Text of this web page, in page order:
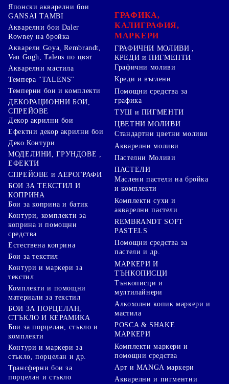
Японски акварелни бои
GANSAI TAMBI
Акварелни бои Daler
Rowney на бройка
Акварели Goya, Rembrandt,
Van Gogh, Talens по цвят
Акварелни мастила
Темпера "TALENS"
Темперни бои и комплекти
ДЕКОРАЦИОННИ БОИ,
СПРЕЙОВЕ
Декор акрилни бои
Ефектни декор акрилни бои
Деко Контури
МОДЕЛИНИ, ГРУНДОВЕ ,
ЕФЕКТИ
СПРЕЙОВЕ и АЕРОГРАФИ
БОИ ЗА ТЕКСТИЛ И
КОПРИНА
Бои за коприна и батик
Контури, комплекти за
коприна и помощни
средства
Естествена коприна
Бои за текстил
Контури и маркери за
текстил
Комплекти и помощни
материали за текстил
БОИ ЗА ПОРЦЕЛАН,
СТЪКЛО И КЕРАМИКА
Бои за порцелан, стъкло и
комплекти
Контури и маркери за
стъкло, порцелан и др.
Трансферни бои за
порцелан и стъкло
ГРАФИКА,
КАЛИГРАФИЯ,
МАРКЕРИ
ГРАФИЧНИ МОЛИВИ ,
КРЕДИ и ПИГМЕНТИ
Графични моливи
Креди и въглени
Помощни средства за
графика
ТУШ и ПИГМЕНТИ
ЦВЕТНИ МОЛИВИ
Стандартни цветни моливи
Акварелни моливи
Пастелни Моливи
ПАСТЕЛИ
Маслени пастели на бройка
и комплекти
Комплекти сухи и
акварелни пастели
REMBRANDT SOFT
PASTELS
Помощни средства за
пастели и др.
МАРКЕРИ И
ТЪНКОПИСЦИ
Тънкописци и
мултилайнери
Алкохолни копик маркери и
мастила
POSCA & SHAKE
МАРКЕРИ
Комплекти маркери и
помощни средства
Арт и MANGA маркери
Акварелни и пигментни